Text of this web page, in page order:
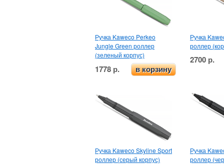
Ручка Kaweco Perkeo
Jungle Green роллер
(зеленый корпус)
1778 р. в корзину
Ручка
роллер
2700 р.
Ручка Kaweco Skyline Sport
роллер (серый корпус)
Ручка
роллер